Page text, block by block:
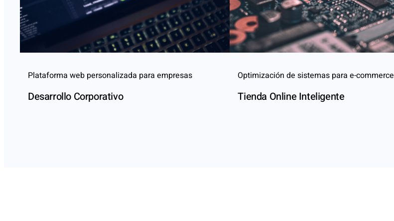
Plataforma web personalizada para empresas
Desarrollo Corporativo
Optimización de sistemas para e-commerce
Tienda Online Inteligente